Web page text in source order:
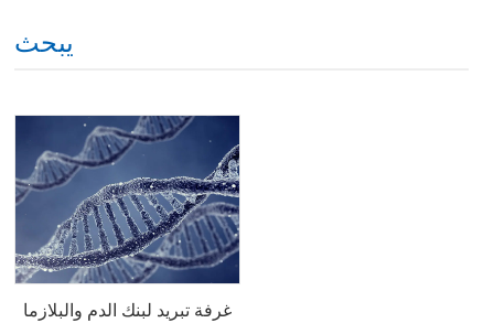
يبحث
غرفة تبريد لبنك الدم والبلازما